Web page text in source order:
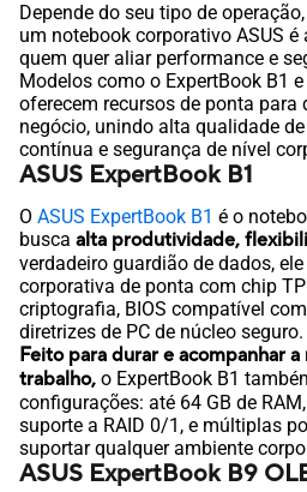
Depende do seu tipo de
um notebook corporativo ASUS é
quem quer aliar performance e
Modelos como o ExpertBook B1
oferecem recursos de ponta para
negócio, unindo alta qualidade
contínua e segurança de nível
ASUS ExpertBook B1
O ASUS ExpertBook B1 é o
busca alta produtividade,
verdadeiro guardião de dados,
corporativa de ponta com chip
criptografia, BIOS compatível
diretrizes de PC de núcleo seguro.
Feito para durar e acompanhar
trabalho, o ExpertBook B1
configurações: até 64 GB de
suporte a RAID 0/1, e múltiplas
suportar qualquer ambiente
ASUS ExpertBook B9